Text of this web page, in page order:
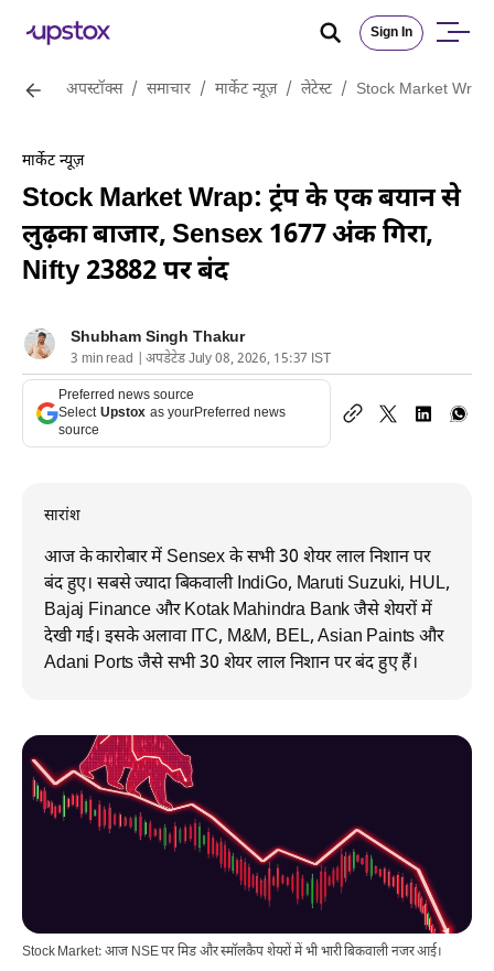
Sign In
अपस्टॉक्स / समाचार / मार्केट न्यूज़ / लेटेस्ट / Stock Market
मार्केट न्यूज़
Stock Market Wrap: ट्रंप के एक बयान से
लुढ़का बाजार, Sensex 1677 अंक गिरा,
Nifty 23882 पर बंद
Shubham Singh Thakur
3 min read | अपडेटेड July 08, 2026, 15:37 IST
Preferred news source
Select Upstox as yourPreferred news
source
सारांश
आज के कारोबार में Sensex के सभी 30 शेयर लाल निशान पर
बंद हुए। सबसे ज्यादा बिकवाली IndiGo, Maruti Suzuki, HUL,
Bajaj Finance और Kotak Mahindra Bank जैसे शेयरों में
देखी गई। इसके अलावा ITC, M&M, BEL, Asian Paints और
Adani Ports जैसे सभी 30 शेयर लाल निशान पर बंद हुए हैं।
Stock Market: आज NSE पर मिड और स्मॉलकैप शेयरों में भी भारी बिकवाली नजर आई।